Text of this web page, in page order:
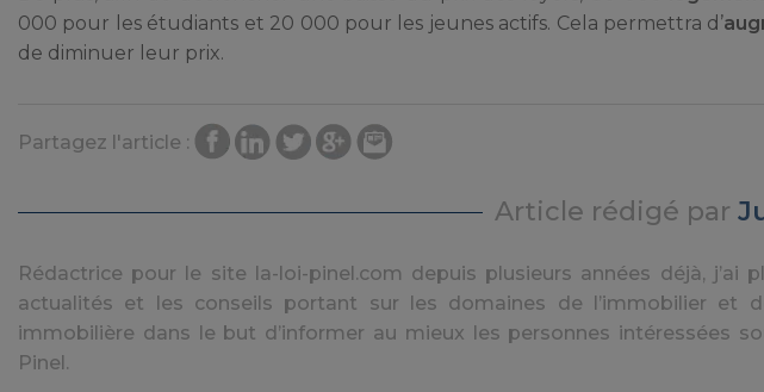
000 pour les étudiants et 20 000 pour les jeunes actifs. Cela permettra d’
de diminuer leur prix.
Partagez l'article :
Article rédigé par
Rédactrice pour le site la-loi-pinel.com depuis plusieurs années déjà, j’ai
actualités et les conseils portant sur les domaines de l’immobilier et
immobilière dans le but d’informer au mieux les personnes intéressées
Pinel.